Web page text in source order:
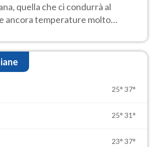
quella che ci condurrà al
ancora temperature molto
25° 37°
25° 31°
23° 37°